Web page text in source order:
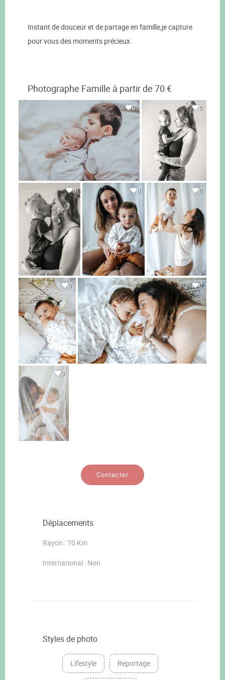
Instant de douceur et de partage en famille,je capture
pour vous des moments précieux.
Photographe Famille à partir de 70 €
0 0
0 0 0
0 0
0
Contacter
Déplacements
Rayon : 70 Km
International : Non
Styles de photo
Lifestyle Reportage